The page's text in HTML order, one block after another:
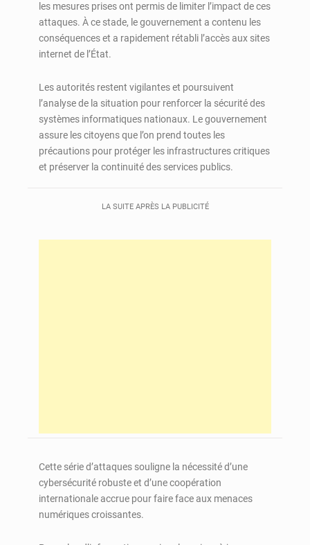
les mesures prises ont permis de limiter l’impact de ces
attaques. À ce stade, le gouvernement a contenu les
conséquences et a rapidement rétabli l’accès aux sites
internet de l’État.
Les autorités restent vigilantes et poursuivent
l’analyse de la situation pour renforcer la sécurité des
systèmes informatiques nationaux. Le gouvernement
assure les citoyens que l’on prend toutes les
précautions pour protéger les infrastructures critiques
et préserver la continuité des services publics.
LA SUITE APRÈS LA PUBLICITÉ
Cette série d’attaques souligne la nécessité d’une
cybersécurité robuste et d’une coopération
internationale accrue pour faire face aux menaces
numériques croissantes.